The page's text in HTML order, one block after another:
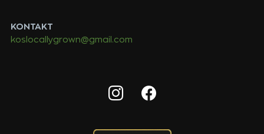
KONTAKT
koslocallygrown@gmail.com